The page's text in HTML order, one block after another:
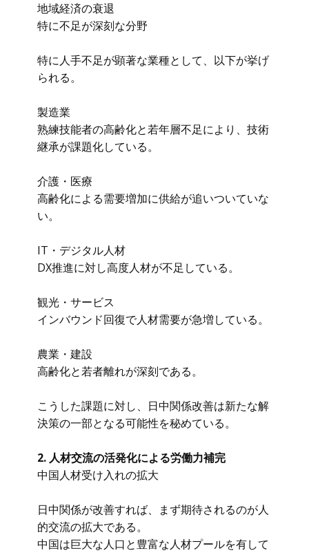
地域経済の衰退
特に不足が深刻な分野
特に人手不足が顕著な業種として、以下が挙げ
られる。
製造業
熟練技能者の高齢化と若年層不足により、技術
継承が課題化している。
介護・医療
高齢化による需要増加に供給が追いついていな
い。
IT・デジタル人材
DX推進に対し高度人材が不足している。
観光・サービス
インバウンド回復で人材需要が急増している。
農業・建設
高齢化と若者離れが深刻である。
こうした課題に対し、日中関係改善は新たな解
決策の一部となる可能性を秘めている。
2. 人材交流の活発化による労働力補完
中国人材受け入れの拡大
日中関係が改善すれば、まず期待されるのが人
的交流の拡大である。
中国は巨大な人口と豊富な人材プールを有して